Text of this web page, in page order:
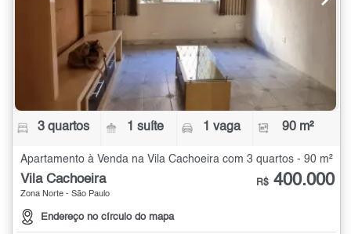
3 quartos 1 suíte 1 vaga 90 m²
Apartamento à Venda na Vila Cachoeira com 3 quartos - 90 m²
Vila Cachoeira
Zona Norte - São Paulo
Endereço no círculo do mapa
R$ 400.000